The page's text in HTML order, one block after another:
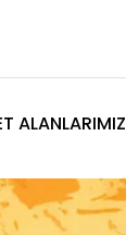
ALANLARIMIZ